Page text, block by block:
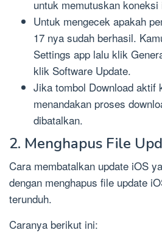
untuk memutuskan koneksi
Untuk mengecek apakah
17 nya sudah berhasil.
Settings app lalu klik
klik Software Update.
Jika tombol Download aktif
menandakan proses
dibatalkan.
2. Menghapus File
Cara membatalkan update iOS
dengan menghapus file update
terunduh.
Caranya berikut ini: